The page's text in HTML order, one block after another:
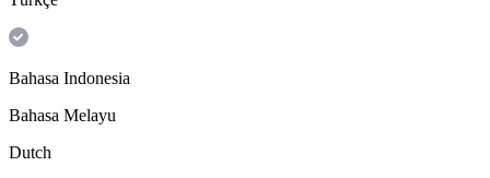
Bahasa Indonesia
Bahasa Melayu
Dutch